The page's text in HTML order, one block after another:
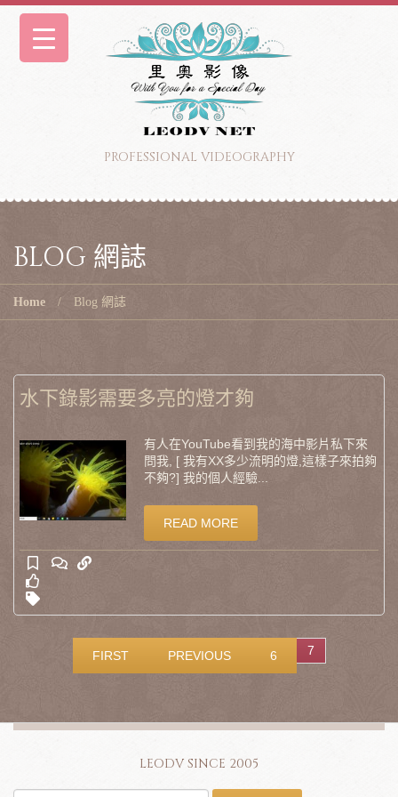
PROFESSIONAL VIDEOGRAPHY
BLOG 網誌
Home Blog 網誌
水下錄影需要多亮的燈才夠
有人在YouTube看到我的海中影片私下來
問我, [ 我有XX多少流明的燈,這樣子來拍夠
不夠?] 我的個人經驗...
READ MORE
FIRST PREVIOUS 6 7
LEODV SINCE 2005